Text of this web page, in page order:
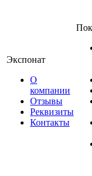
Экспонат
О
компании
Отзывы
Реквизиты
Контакты